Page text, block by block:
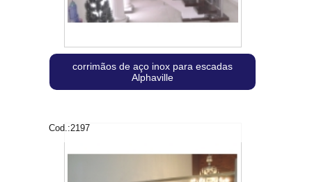
corrimãos de aço inox para escadas
Alphaville
Cod.:2197